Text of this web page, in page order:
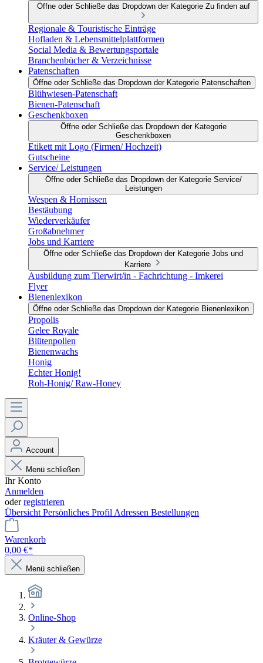
Öffne oder Schließe das Dropdown der Kategorie Zu finden auf
Regionale & Touristische Einträge
Hofladen & Lebensmittelplattformen
Social Media & Bewertungsportale
Branchenbücher & Verzeichnisse
Patenschaften
Öffne oder Schließe das Dropdown der Kategorie Patenschaften
Blühwiesen-Patenschaft
Bienen-Patenschaft
Geschenkboxen
Öffne oder Schließe das Dropdown der Kategorie
Geschenkboxen
Etikett mit Logo (Firmen/ Hochzeit)
Gutscheine
Service/ Leistungen
Öffne oder Schließe das Dropdown der Kategorie Service/
Leistungen
Wespen & Hornissen
Bestäubung
Wiederverkäufer
Großabnehmer
Jobs und Karriere
Öffne oder Schließe das Dropdown der Kategorie Jobs und
Karriere
Ausbildung zum Tierwirt/in - Fachrichtung - Imkerei
Flyer
Bienenlexikon
Öffne oder Schließe das Dropdown der Kategorie Bienenlexikon
Propolis
Gelee Royale
Blütenpollen
Bienenwachs
Honig
Echter Honig!
Roh-Honig/ Raw-Honey
Account
Menü schließen
Ihr Konto
Anmelden
oderregistrieren
Übersicht Persönliches Profil Adressen Bestellungen
Warenkorb
0,00 €*
Menü schließen
Online-Shop
Kräuter & Gewürze